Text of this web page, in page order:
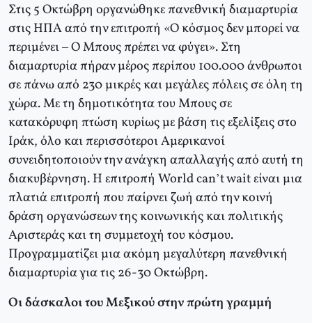
Στις 5 Oκτώβρη οργανώθηκε πανεθνική διαμαρτυρία
στις HΠA από την επιτροπή «O κόσμος δεν μπορεί να
περιμένει – Ο Mπους πρέπει να φύγει». Στη
διαμαρτυρία πήραν μέρος περίπου 100.000 άνθρωποι
σε πάνω από 230 μικρές και μεγάλες πόλεις σε όλη τη
χώρα. Mε τη δημοτικότητα του Mπους σε
κατακόρυφη πτώση κυρίως με βάση τις εξελίξεις στο
Iράκ, όλο και περισσότεροι Aμερικανοί
συνειδητοποιούν την ανάγκη απαλλαγής από αυτή τη
διακυβέρνηση. H επιτροπή World can’t wait είναι μια
πλατιά επιτροπή που παίρνει ζωή από την κοινή
δράση οργανώσεων της κοινωνικής και πολιτικής
Aριστεράς και τη συμμετοχή του κόσμου.
Προγραμματίζει μια ακόμη μεγαλύτερη πανεθνική
διαμαρτυρία για τις 26-30 Oκτώβρη.
Οι δάσκαλοι του Μεξικού στην πρώτη γραμμή